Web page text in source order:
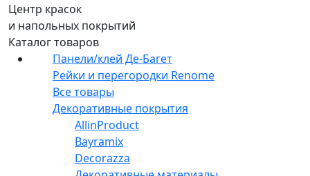
Центр красок
и напольных покрытий
Каталог товаров
Панели/клей Де-Багет
Рейки и перегородки Renome
Все товары
Декоративные покрытия
AllinProduct
Bayramix
Decorazza